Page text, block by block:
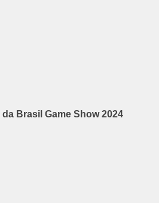
Brasil Game Show 2024